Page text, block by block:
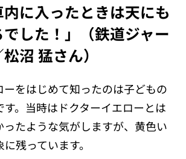
内に入ったときは天にも
した！」（鉄道ジャー
沼 猛さん）
ーをはじめて知ったのは子どもの
す。当時はドクターイエローとは
ったような気がしますが、黄色い
残っています。